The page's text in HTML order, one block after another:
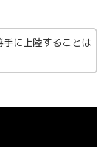
に上陸することは